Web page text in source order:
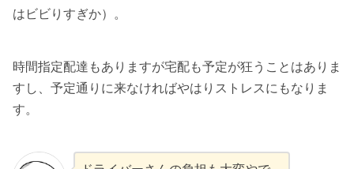
はビビりすぎか）。
時間指定配達もありますが宅配も予定が狂うことはありま
すし、予定通りに来なければやはりストレスにもなりま
す。